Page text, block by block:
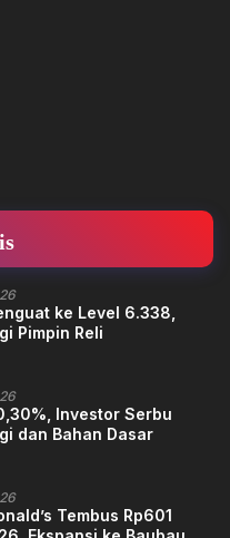
ke Level 6.338,
Pimpin Reli
Investor Serbu
dan Bahan Dasar
Tembus Rp601